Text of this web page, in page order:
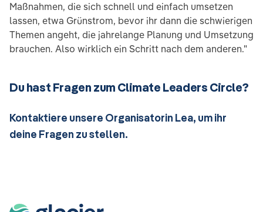
Maßnahmen, die sich schnell und einfach umsetzen
lassen, etwa Grünstrom, bevor ihr dann die schwierigen
Themen angeht, die jahrelange Planung und Umsetzung
brauchen. Also wirklich ein Schritt nach dem anderen."
Du hast Fragen zum Climate Leaders Circle?
Kontaktiere unsere Organisatorin Lea, um ihr
deine Fragen zu stellen.